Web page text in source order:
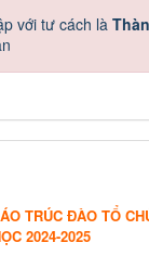
với tư cách là
TRÚC ĐÀO TỔ
2024-2025